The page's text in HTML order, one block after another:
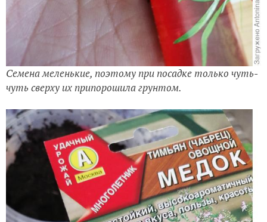
Семена меленькие, поэтому при посадке только чуть-
чуть сверху их припорошила грунтом.